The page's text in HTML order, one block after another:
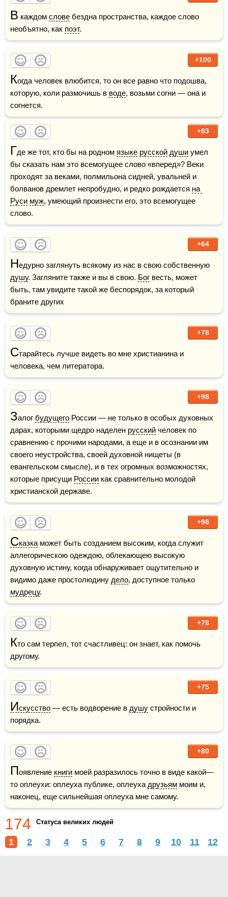
В каждом слове бездна пространства, каждое слово
необъятно, как поэт.
+100
Когда человек влюбится, то он все равно что подошва,
которую, коли размочишь в воде, возьми согни — она и
согнется.
+83
Где же тот, кто бы на родном языке русской души умел
бы сказать нам это всемогущее слово «вперед»? Веки
проходят за веками, полмильона сидней, увальней и
болванов дремлет непробудно, и редко рождается на
Руси муж, умеющий произнести его, это всемогущее
слово.
+64
Н
душу. Загляните также и вы в свою. Бог весть, может
быть, там увидите такой же беспорядок, за который
браните других
+78
Старайтесь лучше видеть во мне христианина и
человека, чем литератора.
+98
Залог будущего России — не только в особых духовных
дарах, которыми щедро наделен русский человек по
сравнению с прочими народами, а еще и в осознании им
своего неустройства, своей духовной нищеты (в
евангельском смысле), и в тех огромных возможностях,
которые присущи России как сравнительно молодой
христианской державе.
+98
Сказка может быть созданием высоким, когда служит
аллегорическою одеждою, облекающею высокую
духовную истину, когда обнаруживает ощутительно и
видимо даже простолюдину дело
мудрецу.
+78
Кто сам терпел, тот счастливец: он знает, как помочь
другому.
+75
Искусство — есть водворение в душу стройности и
порядка.
+80
Появление книги моей разразилось точно в виде какой—
то оплеухи: оплеуха публике, оплеуха друзьям моим и,
наконец, еще сильнейшая оплеуха мне самому.
174 Статуса великих людей
1 2 3 4 5 6 7 8 9 10 11 12